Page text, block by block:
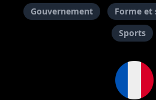
Gouvernement
Forme et
Sports